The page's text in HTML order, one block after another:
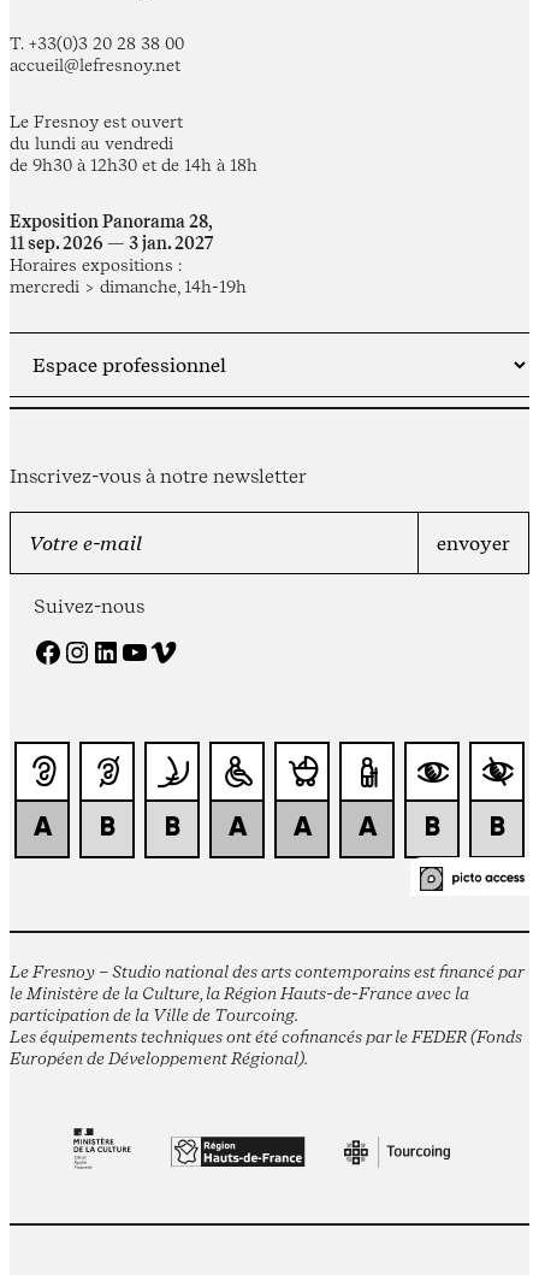
T. +33(0)3 20 28 38 00
accueil@lefresnoy.net
Le Fresnoy est ouvert
du lundi au vendredi
de 9h30 à 12h30 et de 14h à 18h
Exposition Panorama 28,
11 sep. 2026 — 3 jan. 2027
Horaires expositions :
mercredi > dimanche, 14h-19h
Inscrivez-vous à notre newsletter
Suivez-nous
Facebook Instagram LinkedIn YouTube Vimeo
Le Fresnoy – Studio national des arts contemporains est financé par
le Ministère de la Culture, la Région Hauts-de-France avec la
participation de la Ville de Tourcoing.
Les équipements techniques ont été cofinancés par le FEDER (Fonds
Européen de Développement Régional).